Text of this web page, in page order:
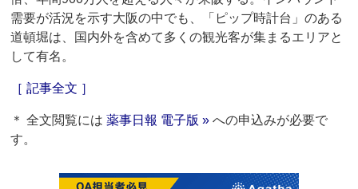
需要が活況を示す大阪の中でも、「ピップ時計台」のある
道頓堀は、国内外を含めて多くの観光客が集まるエリアと
して有名。
［ 記事全文 ］
＊ 全文閲覧には薬事日報 電子版 » への申込みが必要で
す。